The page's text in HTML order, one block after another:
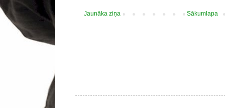
Jaunāka ziņa Sākumlapa